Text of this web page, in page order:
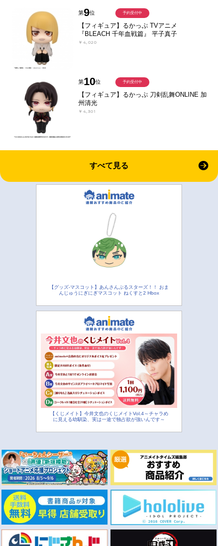
第9位
【フィギュア】るかっぷ TVアニメ
『BLEACH 千年血戦篇』 平子真子
￥4,020
予約受付中
第10位
【フィギュア】るかっぷ 刀剣乱舞ONLINE 加
州清光
￥4,301
予約受付中
すべて見る
【グッズ-マスコット】あんさんぶるスターズ！！ おま
んじゅうにぎにぎマスコット ねくすと2 Hbox
【くじメイト】今井文也のくじメイトVol.4～チャラめ
に見える幼馴染、実は一途で独占欲が強いんです～